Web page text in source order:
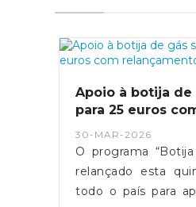
Apoio à botija de
para 25 euros
30-MAR-2026
O programa
relançado esta
todo o país para